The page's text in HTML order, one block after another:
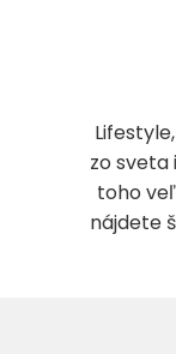
zo sveta
toho
nájdete